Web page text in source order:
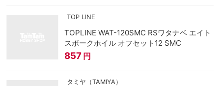
TOP LINE
TOPLINE WAT-120SMC RSワタナベ エイト
スポークホイル オフセット12 SMC
857 円
タミヤ（TAMIYA）